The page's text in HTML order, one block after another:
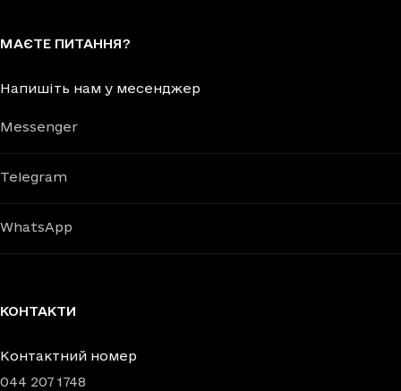
МАЄТЕ ПИТАННЯ?
Напишіть нам у месенджер
Messenger
Telegram
WhatsApp
КОНТАКТИ
Контактний номер
044 207 1748